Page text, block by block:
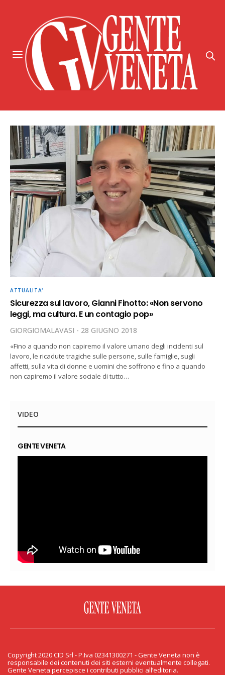
ATTUALITA'
Sicurezza sul lavoro, Gianni Finotto: «Non servono
leggi, ma cultura. E un contagio pop»
GIORGIOMALAVASI 28 GIUGNO 2018
«Fino a quando non capiremo il valore umano degli incidenti sul
lavoro, le ricadute tragiche sulle persone, sulle famiglie, sugli
affetti, sulla vita di donne e uomini che soffrono e fino a quando
non capiremo il valore sociale di tutto…
VIDEO
GENTE VENETA
PRIVACY & COOKIE
Copyright 2020 CID Srl - P.Iva 02341300271 - Gente Veneta non è responsabile
Copyright 2020 CID Srl - P.Iva 02341300271 - Gente Veneta non è
responsabile dei contenuti dei siti esterni eventualmente collegati.
Gente Veneta percepisce i contributi pubblici all’editoria.